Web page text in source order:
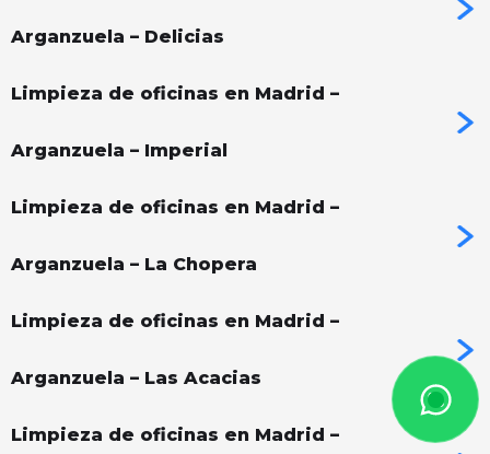
Arganzuela – Delicias
Limpieza de oficinas en Madrid –
Arganzuela – Imperial
Limpieza de oficinas en Madrid –
Arganzuela – La Chopera
Limpieza de oficinas en Madrid –
Arganzuela – Las Acacias
Limpieza de oficinas en Madrid –